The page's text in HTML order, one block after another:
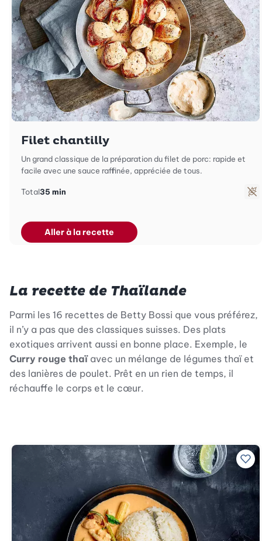
Filet chantilly
Un grand classique de la préparation du filet de porc: rapide et
facile avec une sauce raffinée, appréciée de tous.
Total35 min
Aller à la recette
La recette de Thaïlande
Parmi les 16 recettes de Betty Bossi que vous préférez,
il n’y a pas que des classiques suisses. Des plats
exotiques arrivent aussi en bonne place. Exemple, le
Curry rouge thaïavec un mélange de légumes thaï et
des lanières de poulet. Prêt en un rien de temps, il
réchauffe le corps et le cœur.